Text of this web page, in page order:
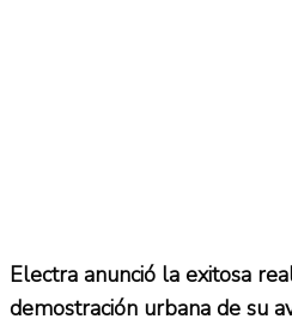
Electra anunció la exitosa
demostración urbana de su